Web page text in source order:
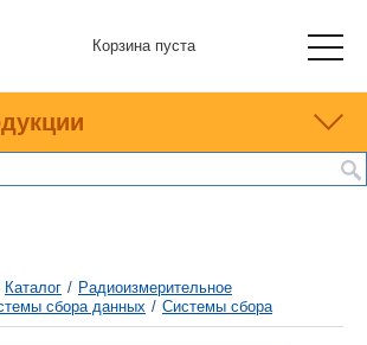
Корзина пуста
Каталог / Радиоизмерительное
сбора данных / Системы сбора